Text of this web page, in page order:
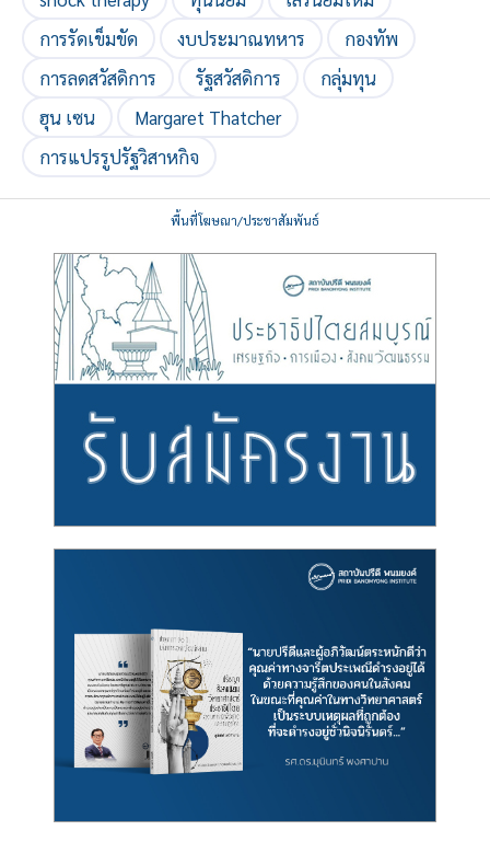
การรัดเข็มขัด
งบประมาณทหาร
กองทัพ
การลดสวัสดิการ
รัฐสวัสดิการ
กลุ่มทุน
ฮุน เซน
Margaret Thatcher
การแปรรูปรัฐวิสาหกิจ
พื้นที่โฆษณา/ประชาสัมพันธ์